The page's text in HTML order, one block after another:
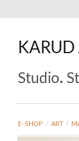
KARUD
Studio.
E- SHOP / ART /